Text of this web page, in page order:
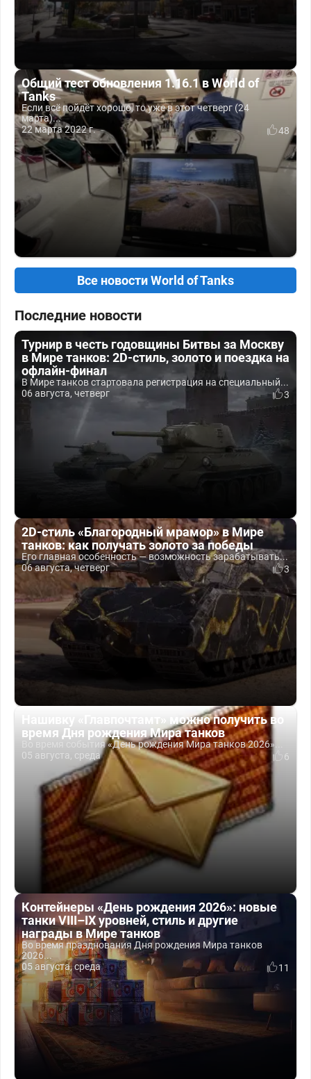
Общий тест обновления 1.16.1 в World of
Tanks
Если всё пойдёт хорошо, то уже в этот четверг (24
марта)...
22 марта 2022 г.
48
Все новости World of Tanks
Последние новости
Турнир в честь годовщины Битвы за Москву
в Мире танков: 2D-стиль, золото и поездка на
офлайн-финал
В Мире танков стартовала регистрация на специальный...
06 августа, четверг
3
2D-стиль «Благородный мрамор» в Мире
танков: как получать золото за победы
Его главная особенность — возможность зарабатывать...
06 августа, четверг
3
Нашивку «Главпочтамт» можно получить во
время Дня рождения Мира танков
Во время события «День рождения Мира танков 2026»...
05 августа, среда
6
Контейнеры «День рождения 2026»: новые
танки VIII–IX уровней, стиль и другие
награды в Мире танков
Во время празднования Дня рождения Мира танков
2026...
05 августа, среда
11